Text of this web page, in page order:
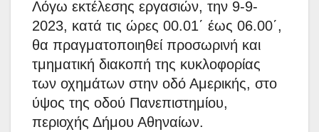
Λόγω εκτέλεσης εργασιών, την 9-9-
2023, κατά τις ώρες 00.01΄ έως 06.00΄,
θα πραγματοποιηθεί προσωρινή και
τμηματική διακοπή της κυκλοφορίας
των οχημάτων στην οδό Αμερικής, στο
ύψος της οδού Πανεπιστημίου,
περιοχής Δήμου Αθηναίων.